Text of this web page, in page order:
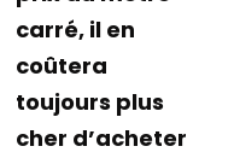
carré, il en
coûtera
toujours plus
cher d’acheter